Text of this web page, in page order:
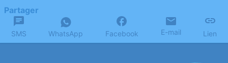
Partager
SMS WhatsApp Facebook E-mail Lien